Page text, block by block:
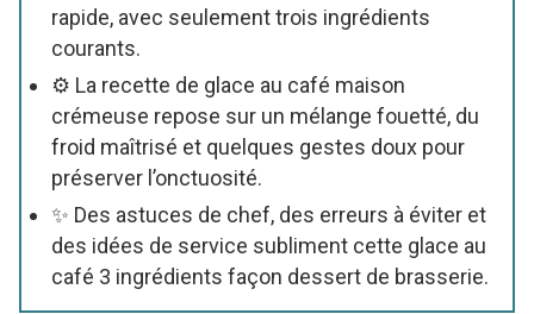
rapide, avec seulement trois ingrédients
courants.
⚙️ La recette de glace au café maison
crémeuse repose sur un mélange fouetté, du
froid maîtrisé et quelques gestes doux pour
préserver l’onctuosité.
✨ Des astuces de chef, des erreurs à éviter et
des idées de service subliment cette glace au
café 3 ingrédients façon dessert de brasserie.